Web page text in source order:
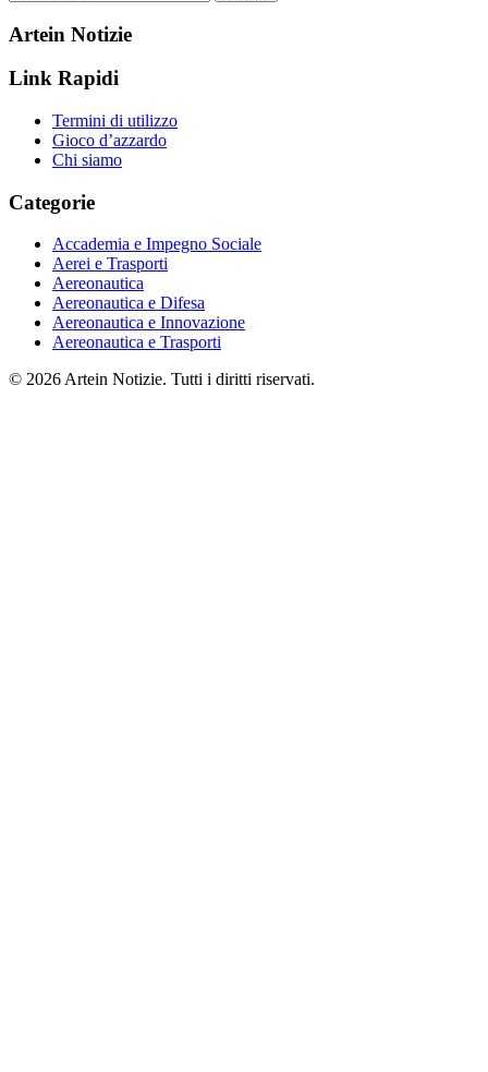
Artein Notizie
Link Rapidi
Termini di utilizzo
Gioco d’azzardo
Chi siamo
Categorie
Accademia e Impegno Sociale
Aerei e Trasporti
Aereonautica
Aereonautica e Difesa
Aereonautica e Innovazione
Aereonautica e Trasporti
© 2026 Artein Notizie. Tutti i diritti riservati.